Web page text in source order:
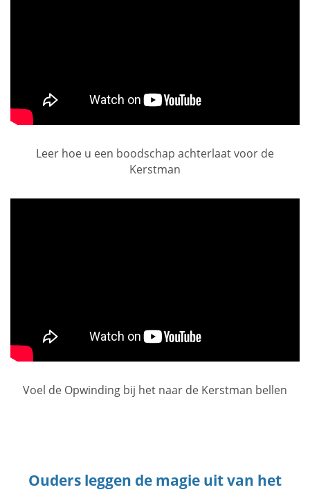
Leer hoe u een boodschap achterlaat voor de
Kerstman
Voel de Opwinding bij het naar de Kerstman bellen
Ouders leggen de magie uit van het